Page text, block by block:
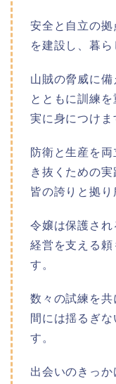
安全と自立の
を建設し、暮ら
山賊の脅威に
とともに訓練
実に身につけま
防衛と生産を
き抜くための実
皆の誇りと拠り
令嬢は保護され
経営を支える頼
す。
数々の試練を
間には揺るぎ
す。
出会いのきっか